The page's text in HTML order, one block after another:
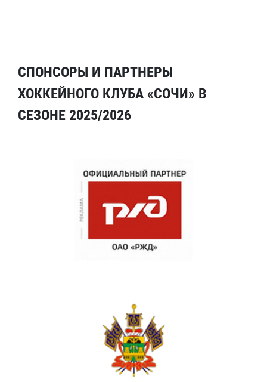
СПОНСОРЫ И ПАРТНЕРЫ
ХОККЕЙНОГО КЛУБА «СОЧИ» В
СЕЗОНЕ 2025/2026